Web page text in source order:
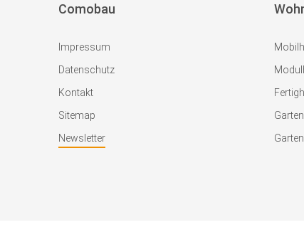
Comobau
Impressum
Datenschutz
Kontakt
Sitemap
Newsletter